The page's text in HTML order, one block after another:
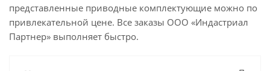
представленные приводные комплектующие можно по
привлекательной цене. Все заказы ООО «Индастриал
Партнер» выполняет быстро.